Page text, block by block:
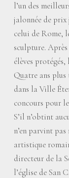
l’un des
jalonnée de prix
celui de Rome,
sculpture.
élèves
Quatre ans
dans la Ville
concours pour
S’il n’obtint
n’en parvint
artistique
directeur de la
l’église de San